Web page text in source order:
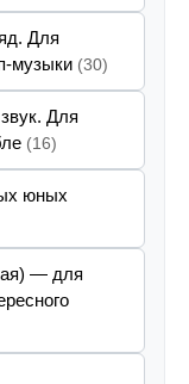
Для
музыки (30)
Для
(16)
юных
— для